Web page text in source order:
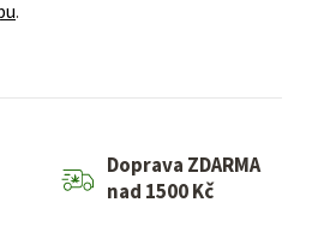
.
Doprava ZDARMA
nad 1500 Kč